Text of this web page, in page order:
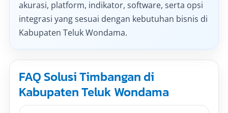
akurasi, platform, indikator, software, serta opsi
integrasi yang sesuai dengan kebutuhan bisnis di
Kabupaten Teluk Wondama.
FAQ Solusi Timbangan di
Kabupaten Teluk Wondama